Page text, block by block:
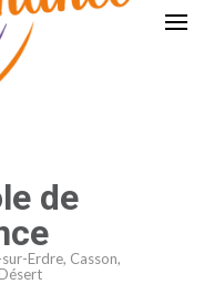
de
Erdre, Casson,